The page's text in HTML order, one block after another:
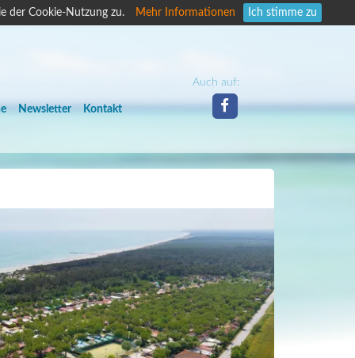
der Cookie-Nutzung zu. Mehr Informationen Ich stimme zu
Newsletter Kontakt
Auch auf: